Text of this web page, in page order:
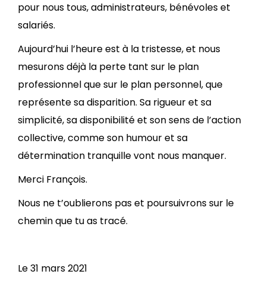
pour nous tous, administrateurs, bénévoles et
salariés.
Aujourd’hui l’heure est à la tristesse, et nous
mesurons déjà la perte tant sur le plan
professionnel que sur le plan personnel, que
représente sa disparition. Sa rigueur et sa
simplicité, sa disponibilité et son sens de l’action
collective, comme son humour et sa
détermination tranquille vont nous manquer.
Merci François.
Nous ne t’oublierons pas et poursuivrons sur le
chemin que tu as tracé.
Le 31 mars 2021